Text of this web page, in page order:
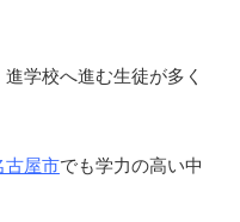
学校へ進む生徒が多く
古屋市でも学力の高い中